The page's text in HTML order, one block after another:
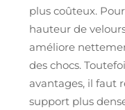
plus coûteux.
hauteur de
améliore
des chocs.
avantages, il faut
support plus